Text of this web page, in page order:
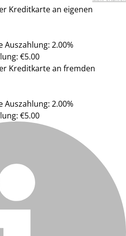
Kreditkarte an eigenen
Auszahlung: 2.00%
€5.00
Kreditkarte an fremden
Auszahlung: 2.00%
€5.00